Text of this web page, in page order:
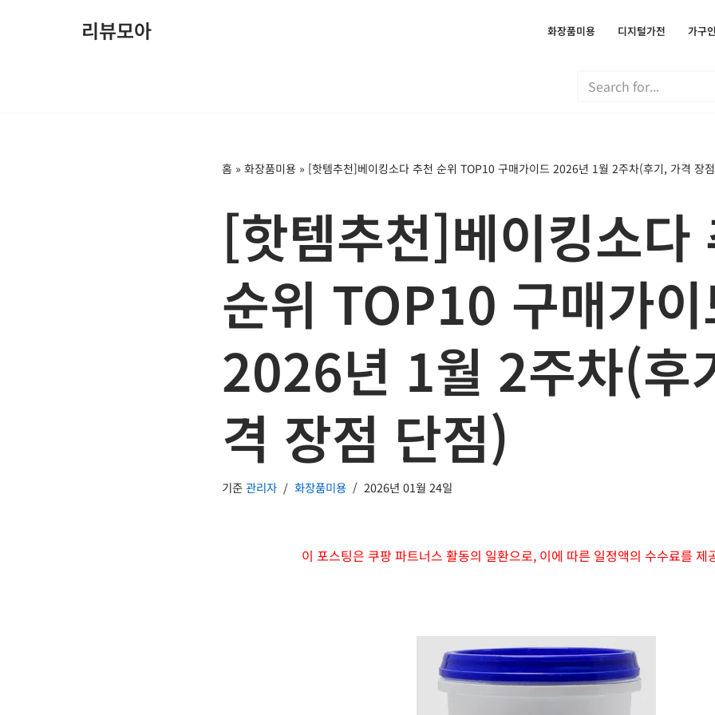
리뷰모아 화장품미용 디지털가전 가구
홈 » 화장품미용 » [핫템추천]베이킹소다 추천 순위 TOP10 구매가이드 2026년 1월 2주차(후기, 가격 장
[핫템추천]베이킹소다
순위 TOP10 구매가이
2026년 1월 2주차(후
격 장점 단점)
기준관리자 화장품미용 2026년 01월 24일
이 포스팅은 쿠팡 파트너스 활동의 일환으로, 이에 따른 일정액의 수수료를 제